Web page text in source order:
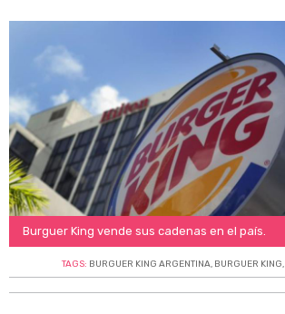
Burguer King vende sus cadenas en el país.
TAGS: BURGUER KING ARGENTINA, BURGUER KING,